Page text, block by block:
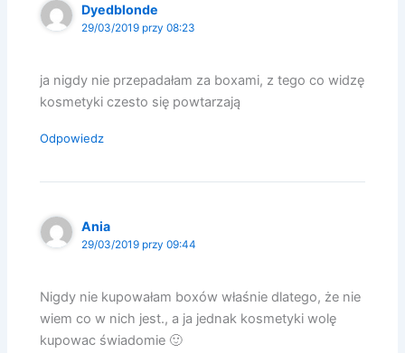
Dyedblonde
29/03/2019 przy 08:23
ja nigdy nie przepadałam za boxami, z tego co widzę
kosmetyki czesto się powtarzają
Odpowiedz
Ania
29/03/2019 przy 09:44
Nigdy nie kupowałam boxów właśnie dlatego, że nie
wiem co w nich jest., a ja jednak kosmetyki wolę
kupowac świadomie 🙂